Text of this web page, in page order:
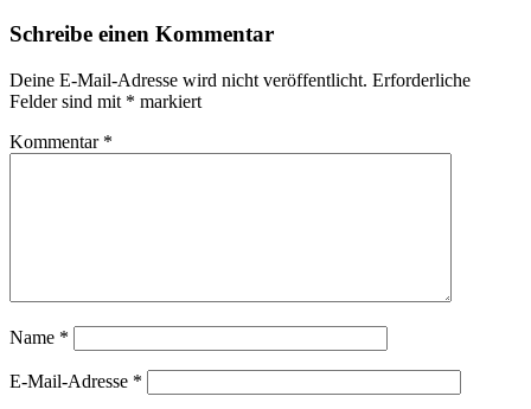
Schreibe einen Kommentar
Deine E-Mail-Adresse wird nicht veröffentlicht. Erforderliche
Felder sind mit * markiert
Kommentar *
Name *
E-Mail-Adresse *